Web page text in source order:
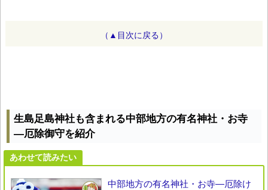
（▲目次に戻る）
生島足島神社も含まれる中部地方の有名神社・お寺
―厄除御守を紹介
あわせて読みたい
中部地方の有名神社・お寺―厄除け